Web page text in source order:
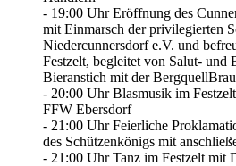
- 19:00 Uhr Eröffnung des
mit Einmarsch der privilegierten
Niedercunnersdorf e.V. und
Festzelt, begleitet von Salut- und
Bieranstich mit der
- 20:00 Uhr Blasmusik im
FFW Ebersdorf
- 21:00 Uhr Feierliche
des Schützenkönigs mit
- 21:00 Uhr Tanz im Festzelt mit